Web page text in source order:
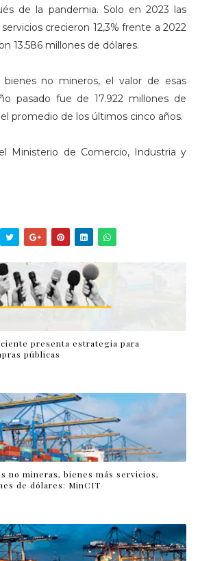
de la pandemia. Solo en 2023 las
crecieron 12,3% frente a 2022
13.586 millones de dólares.
no mineros, el valor de esas
pasado fue de 17.922 millones de
promedio de los últimos cinco años.
Ministerio de Comercio, Industria y
presenta estrategia para
públicas
no mineras, bienes más servicios,
de dólares: MinCIT